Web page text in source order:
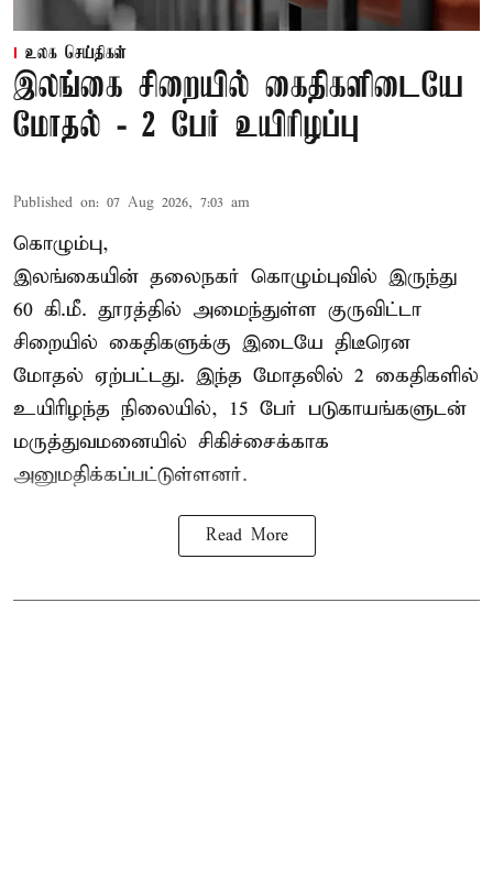
உலக செய்திகள்
இலங்கை சிறையில் கைதிகளிடையே
மோதல் - 2 பேர் உயிரிழப்பு
Published on: 07 Aug 2026, 7:03 am
கொழும்பு,
இலங்கையின் தலைநகர் கொழும்புவில் இருந்து
60 கி.மீ. தூரத்தில் அமைந்துள்ள குருவிட்டா
சிறையில் கைதிகளுக்கு இடையே திடீரென
மோதல் ஏற்பட்டது. இந்த மோதலில் 2 கைதிகளில்
உயிரிழந்த நிலையில், 15 பேர் படுகாயங்களுடன்
மருத்துவமனையில் சிகிச்சைக்காக
அனுமதிக்கப்பட்டுள்ளனர்.
Read More